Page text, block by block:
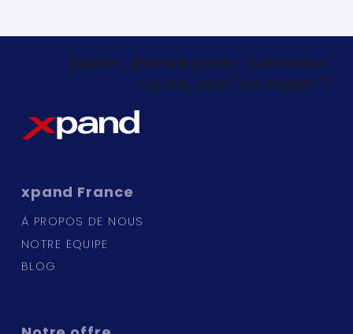
[xpand_shortlink prefix="Seite teilen:"
copied_text="Link kopiert!"]
xpand France
À PROPOS DE NOUS
NOTRE ÉQUIPE
BLOG